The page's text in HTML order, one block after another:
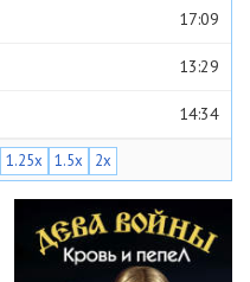
17:09
13:29
14:34
11:17
1.25x 1.5x 2x